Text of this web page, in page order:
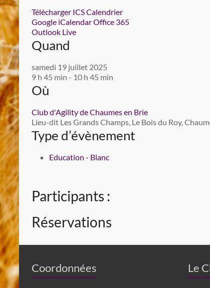
Télécharger ICSCalendrier
Google iCalendarOffice 365
Outlook Live
Quand
samedi 19 juillet 2025
9 h 45 min - 10 h 45 min
Où
Club d'Agility de Chaumes en Brie
Lieu-dit Les Grands Champs, Le Bois du Roy,
Type d’évènement
Education - Blanc
Participants :
Réservations
Coordonnées Le